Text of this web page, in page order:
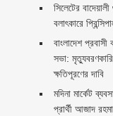
সিলেটের
বলাৎকারে
বাংলাদেশ
সভা:
ক্ষতিপূরণের দাবি
মদিনা মার্কেট
প্রার্থী আজাদ